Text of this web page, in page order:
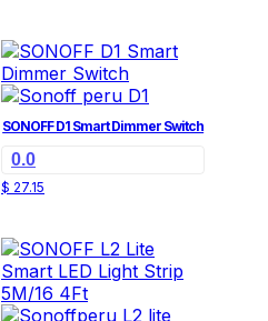
SONOFF D1 Smart Dimmer Switch
0.0
$ 27.15